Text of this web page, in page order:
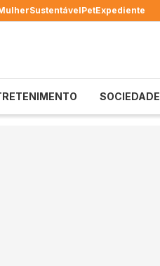
SustentávelPetExpediente
SOCIEDADE